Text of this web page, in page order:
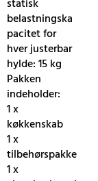
statisk
belastningska
pacitet for
hver justerbar
hylde: 15 kg
Pakken
indeholder:
1 x
køkkenskab
1 x
tilbehørspakke
1 x